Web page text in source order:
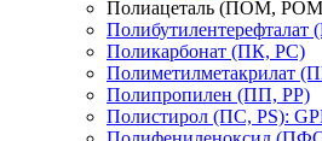
Полиацеталь (ПОМ,
Поликарбонат (ПК, PC)
Полиметилметакрилат
Полипропилен (ПП, PP)
Полистирол (ПС, PS):